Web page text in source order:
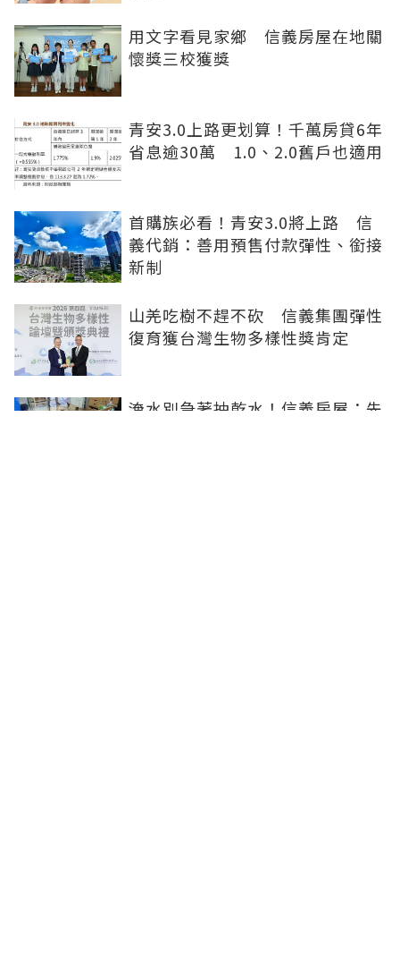
用文字看見家鄉 信義房屋在地關
懷獎三校獲獎
青安3.0上路更划算！千萬房貸6年
省息逾30萬 1.0、2.0舊戶也適用
首購族必看！青安3.0將上路 信
義代銷：善用預售付款彈性、銜接
新制
山羌吃樹不趕不砍 信義集團彈性
復育獲台灣生物多樣性獎肯定
淹水別急著抽乾水！信義房屋：先